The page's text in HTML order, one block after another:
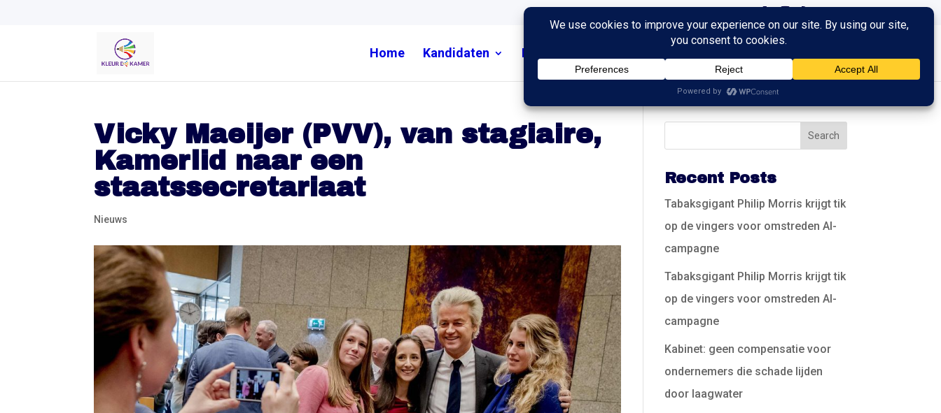
Home Kandidaten Nieuws
Vicky Maeijer (PVV), van stagiaire,
Kamerlid naar een
staatssecretariaat
Nieuws
Recent Posts
Tabaksgigant Philip Morris krijgt tik
op de vingers voor omstreden AI-
campagne
Tabaksgigant Philip Morris krijgt tik
op de vingers voor omstreden AI-
campagne
Kabinet: geen compensatie voor
ondernemers die schade lijden
door laagwater